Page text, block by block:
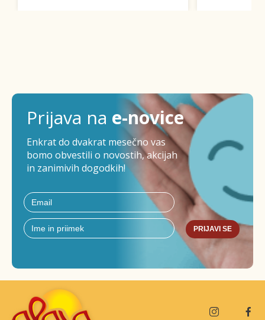
Prijava na e-novice
Enkrat do dvakrat mesečno vas
bomo obvestili o novostih, akcijah
in zanimivih dogodkih!
PRIJAVI SE